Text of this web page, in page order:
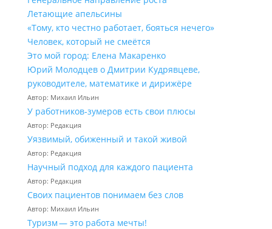
Летающие апельсины
«Тому, кто честно работает, бояться нечего»
Человек, который не смеётся
Это мой город: Елена Макаренко
Юрий Молодцев о Дмитрии Кудрявцеве,
руководителе, математике и дирижёре
Автор: Михаил Ильин
У работников‑зумеров есть свои плюсы
Автор: Редакция
Уязвимый, обиженный и такой живой
Автор: Редакция
Научный подход для каждого пациента
Автор: Редакция
Своих пациентов понимаем без слов
Автор: Михаил Ильин
Туризм — это работа мечты!